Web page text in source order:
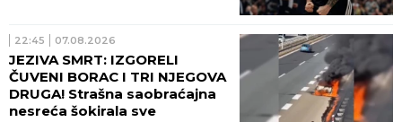
22:45 07.08.2026
JEZIVA SMRT: IZGORELI
ČUVENI BORAC I TRI NJEGOVA
DRUGA! Strašna saobraćajna
nesreća šokirala sve